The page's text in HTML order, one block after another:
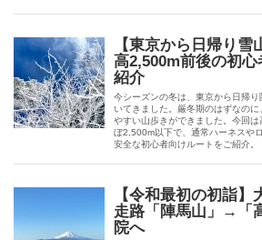
【東京から日帰り
高2,500m前後の初
紹介
今シーズンの冬は、東京から日帰
いてきました。厳冬期のはずなのに
やすい山歩きができました。今回
ぼ2,500m以下で、通常ハーネスや
安全な初心者向けルートをご紹介。
【令和最初の初詣
走路「陣馬山」→「
院へ